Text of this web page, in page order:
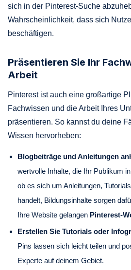
sich in der Pinterest-Suche
Wahrscheinlichkeit, dass sich
beschäftigen.
Präsentieren Sie Ihr
Arbeit
Pinterest ist auch eine großartige
Fachwissen und die Arbeit Ihres
präsentieren. So kannst du deine
Wissen hervorheben:
Blogbeiträge und Anleitungen
wertvolle Inhalte, die Ihr Publikum
ob es sich um Anleitungen,
handelt, Bildungsinhalte sorgen
Ihre Website gelangen Pinterest-
Erstellen Sie Tutorials oder
Pins lassen sich leicht teilen und
Experte auf deinem Gebiet.